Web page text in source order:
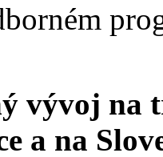
vývoj na
a na